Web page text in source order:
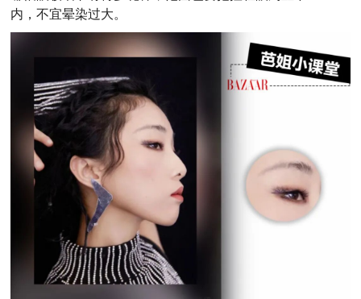
内，不宜晕染过大。